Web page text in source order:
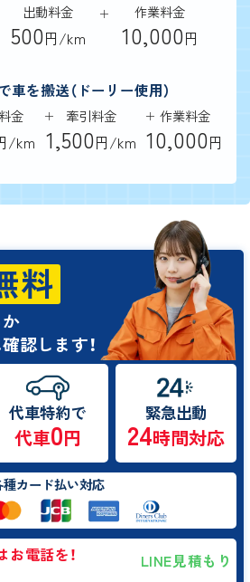
出動料金
500円/km
作業料金
10,000円
車を搬送（ドーリー使用）
金
/km
牽引料金
1,500円/km
作業料金
10,000円
料
認します！
代車特約で
代車0円
緊急出動
24時間対応
種カード払い対応
お電話を！ LINE見積もり